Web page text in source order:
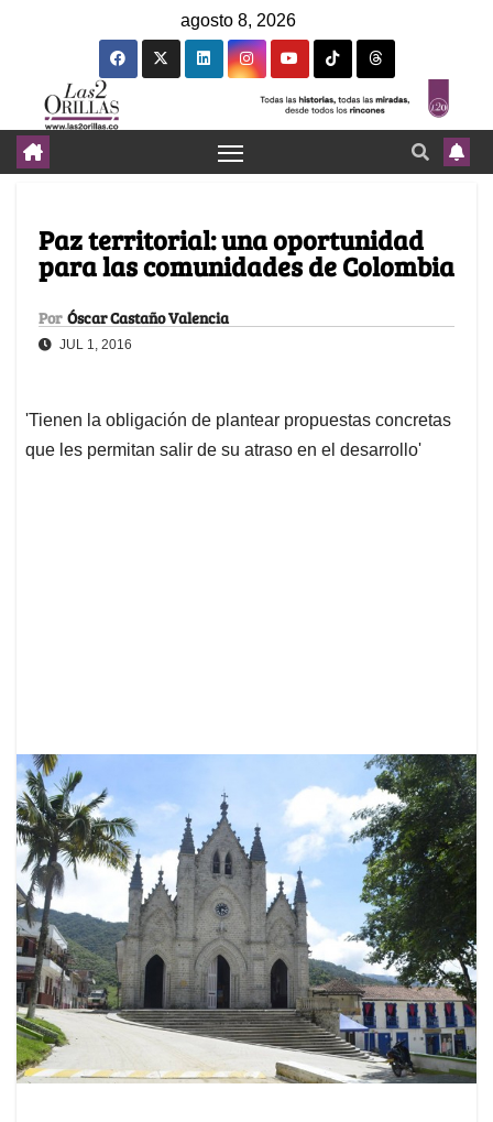
agosto 8, 2026
Paz territorial: una oportunidad
para las comunidades de Colombia
Por Óscar Castaño Valencia
JUL 1, 2016
'Tienen la obligación de plantear propuestas concretas
que les permitan salir de su atraso en el desarrollo'